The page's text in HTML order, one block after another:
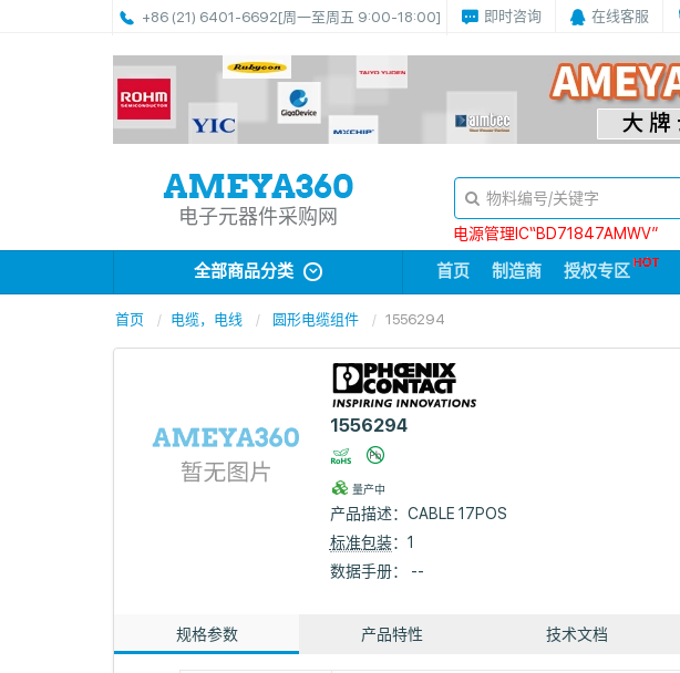
+86 (21) 6401-6692[周一至周五 9:00-18:00] 即时咨询 在线客服
电子元器件采购网
电源管理IC“BD71847AMWV”
全部商品分类 首页 制造商 授权专区
首页 电缆，电线 圆形电缆组件 1556294
1556294
量产中
产品描述： CABLE 17POS
标准包装：1
数据手册： --
规格参数 产品特性 技术文档